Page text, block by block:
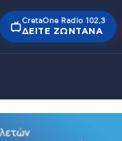
CretaOne Radio 102,3
ΔΕΊΤΕ ΖΩΝΤΑΝΆ